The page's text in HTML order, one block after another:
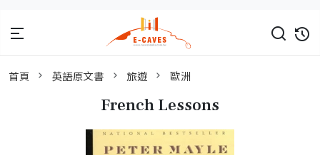
首頁 英語原文書 旅遊 歐洲
French Lessons